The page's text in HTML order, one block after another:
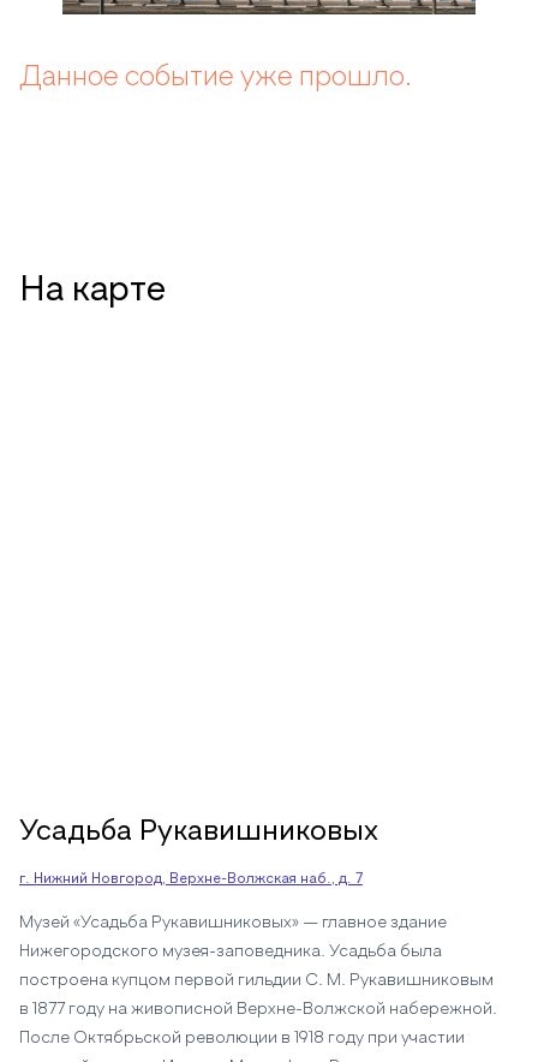
Данное событие уже прошло.
На карте
Усадьба Рукавишниковых
г. Нижний Новгород, Верхне-Волжская наб., д. 7
Музей «Усадьба Рукавишниковых» — главное здание
Нижегородского музея-заповедника. Усадьба была
построена купцом первой гильдии С. М. Рукавишниковым
в 1877 году на живописной Верхне-Волжской набережной.
После Октябрьской революции в 1918 году при участии